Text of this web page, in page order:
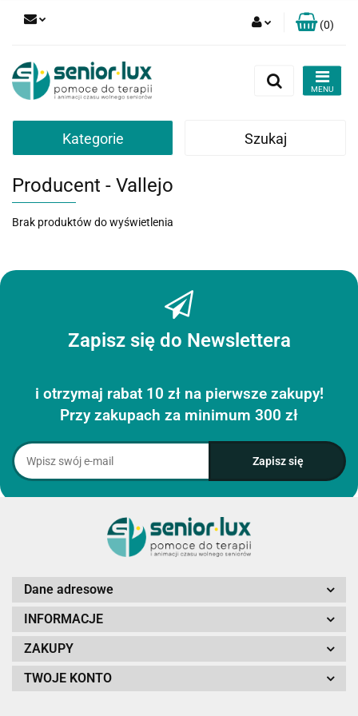
Zarejestruj się
Zgody cookies
(0)
Kategorie Szukaj
Producent - Vallejo
Brak produktów do wyświetlenia
Zapisz się do Newslettera
i otrzymaj rabat 10 zł na pierwsze zakupy!
Przy zakupach za minimum 300 zł
Dane adresowe
INFORMACJE
ZAKUPY
TWOJE KONTO